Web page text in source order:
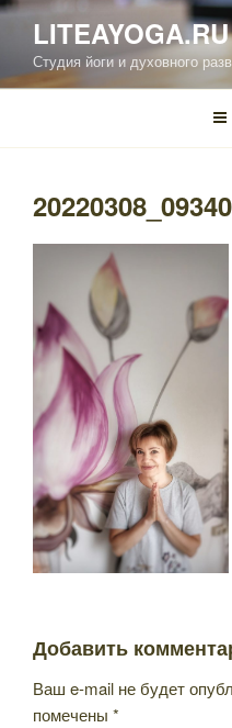
Перейти
содержимому
LITEAYOGA.RU
Студия йоги и духовного
Добавить
Ваш e-mail не будет
помечены *